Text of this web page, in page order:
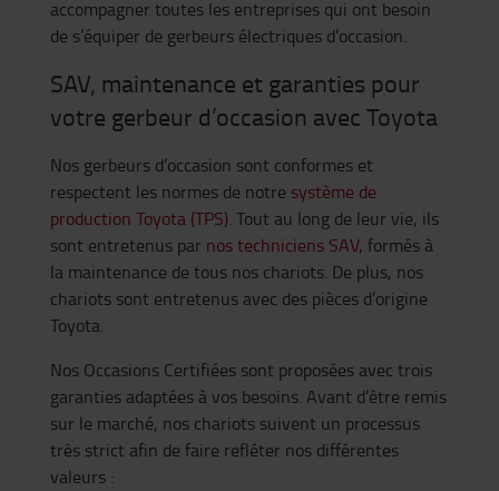
accompagner toutes les entreprises qui ont besoin
de s’équiper de gerbeurs électriques d’occasion.
SAV, maintenance et garanties pour
votre gerbeur d’occasion avec Toyota
Nos gerbeurs d’occasion sont conformes et
respectent les normes de notre système de
production Toyota (TPS). Tout au long de leur vie, ils
sont entretenus par nos techniciens SAV, formés à
la maintenance de tous nos chariots. De plus, nos
chariots sont entretenus avec des pièces d’origine
Toyota.
Nos Occasions Certifiées sont proposées avec trois
garanties adaptées à vos besoins. Avant d’être remis
sur le marché, nos chariots suivent un processus
très strict afin de faire refléter nos différentes
valeurs :